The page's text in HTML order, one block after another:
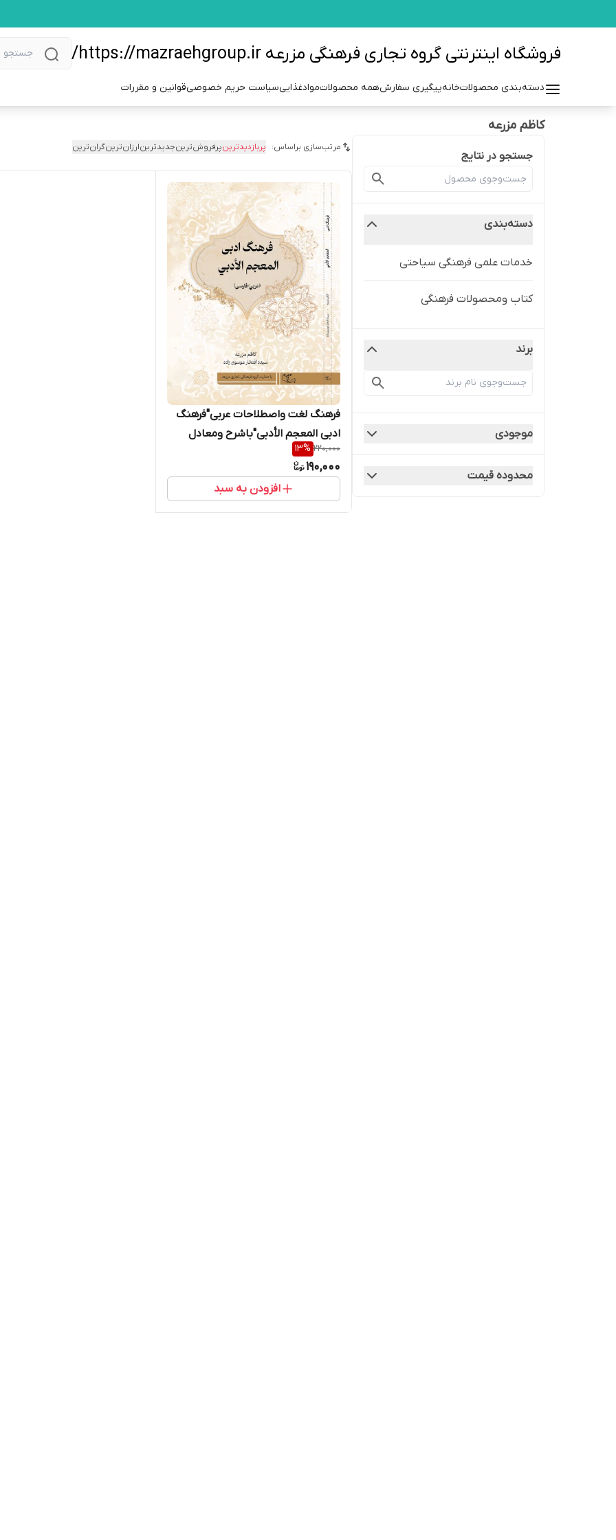
فروشگاه اینترنتی گروه تجاری فرهنگی مزرعه https://mazraehgroup.ir/
دسته‌بندی محصولاتخانهپیگیری سفارشهمه محصولاتموادغذاییسیاست حریم خصوصیقوانین و مقررات
کاظم مزرعه
جستجو در نتایج
دسته‌بندی
خدمات علمی فرهنگی سیاحتی
کتاب ومحصولات فرهنگی
برند
موجودی
محدوده قیمت
مرتب‌سازی براساس: پربازدیدترینپرفروش‌ترینجدیدترینارزان‌ترینگران‌ترین
فرهنگ لغت واصطلاحات عربی"فرهنگ
ادبی المعجم الأدبی"باشرح ومعادل
فارسی(ارسال رایگان با پست)
220,000
13%
190,000
افزودن به سبد